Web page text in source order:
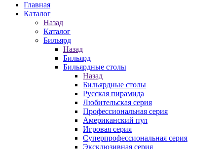
Главная
Каталог
Назад
Каталог
Бильярд
Назад
Бильярд
Бильярдные столы
Назад
Бильярдные столы
Русская пирамида
Любительская серия
Профессиональная серия
Американский пул
Игровая серия
Суперпрофессиональная серия
Эксклюзивная серия